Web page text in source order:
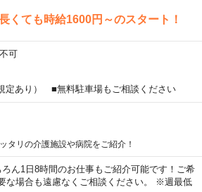
くても時給1600円～のスタート！
可
定あり） ■無料駐車場もご相談ください
タリの介護施設や病院をご紹介！
ん1日8時間のお仕事もご紹介可能です！ご希
な場合も遠慮なくご相談ください。 ※週最低